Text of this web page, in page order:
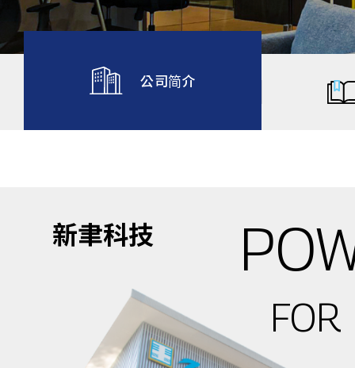
公司简介
新聿科技
FOR